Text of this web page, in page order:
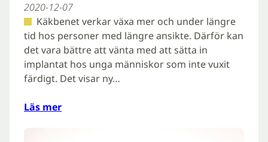
2020-12-07
Käkbenet verkar växa mer och under längre
tid hos personer med längre ansikte. Därför kan
det vara bättre att vänta med att sätta in
implantat hos unga människor som inte vuxit
färdigt. Det visar ny…
Läs mer